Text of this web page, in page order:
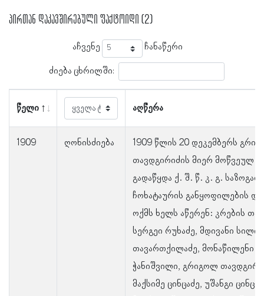
პირთან დაკავშირებული ფაქტოიდი (2)
აჩვენე ჩანაწერი
ძიება ცხრილში:
წელი აღწერა
1909 ღონისძიება
1909 წლის 20 დეკემბერს
თავდგირიძის მიერ მოწვეულ
გადაწყდა ქ. შ. წ. კ. გ.
ჩოხატაურის განყოფილების
ოქმს ხელს აწერენ: კრების
სერგეი რუხაძე, მდივანი
თავართქილაძე, მონაწილენი –
ჭანიშვილი, გრიგოლ
მაქსიმე ცინცაძე, უშანგი